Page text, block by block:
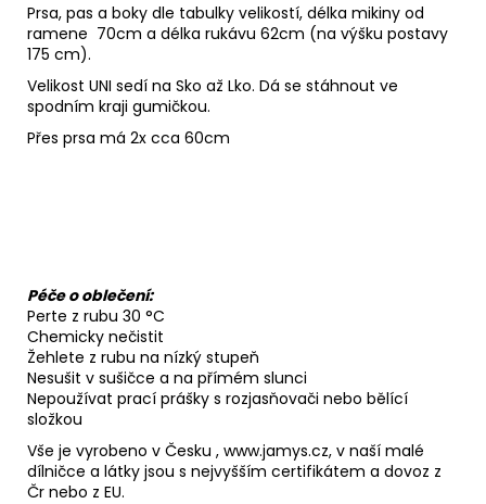
Prsa, pas a boky dle tabulky velikostí, délka mikiny od
ramene 70cm a délka rukávu 62cm (na výšku postavy
175 cm).
Velikost UNI sedí na Sko až Lko. Dá se stáhnout ve
spodním kraji gumičkou.
Přes prsa má 2x cca 60cm
Péče o oblečení:
Perte z rubu 30 °C
Chemicky nečistit
Žehlete z rubu na nízký stupeň
Nesušit v sušičce a na přímém slunci
Nepoužívat prací prášky s rozjasňovači nebo bělící
složkou
Vše je vyrobeno v Česku , www.jamys.cz, v naší malé
dílničce a látky jsou s nejvyšším certifikátem a dovoz z
Čr nebo z EU.